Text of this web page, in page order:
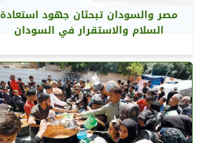
مصر والسودان تبحثان جهود استعادة
السلام والاستقرار في السودان